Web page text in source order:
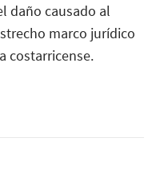
daño causado al
marco jurídico
costarricense.